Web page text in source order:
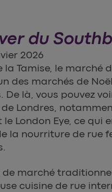
du
2026
la Tamise, le marché
des marchés de
De là, vous pouvez
Londres,
London Eye, ce qui
la nourriture de rue
de marché
cuisine de rue